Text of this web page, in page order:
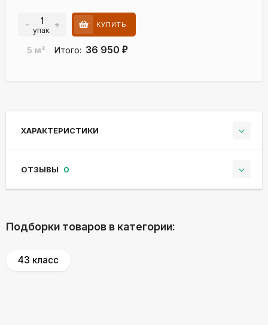
- упак. + КУПИТЬ
5 м² Итого: 36 950 ₽
ХАРАКТЕРИСТИКИ
ОТЗЫВЫ 0
Подборки товаров в категории:
43 класс